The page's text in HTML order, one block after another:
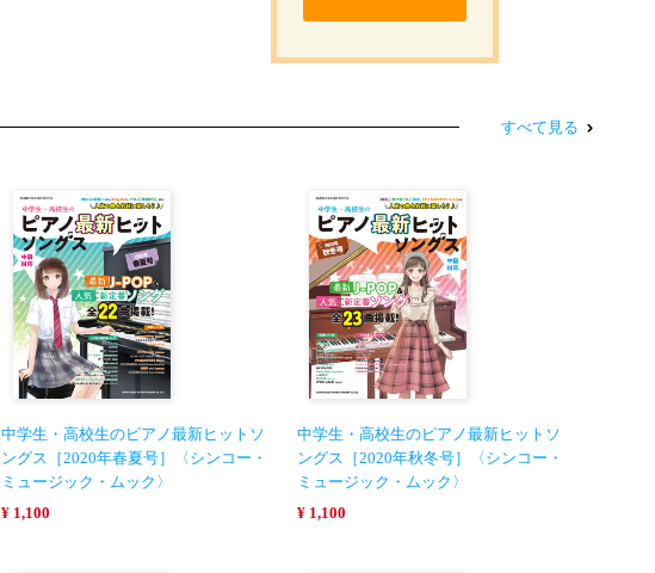
すべて見る
中学生・高校生のピアノ最新ヒットソ
ングス［2020年春夏号］〈シンコー・
ミュージック・ムック〉
¥ 1,100
中学生・高校生のピアノ最新ヒットソ
ングス［2020年秋冬号］〈シンコー・
ミュージック・ムック〉
¥ 1,100